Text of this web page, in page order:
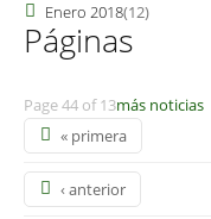
Enero 2018(12)
Páginas
Page 44 of 13
« primera
‹ anterior
más noticias